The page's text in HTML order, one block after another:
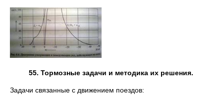
55. Тормозные задачи и методика их решения.
Задачи связанные с движением поездов: